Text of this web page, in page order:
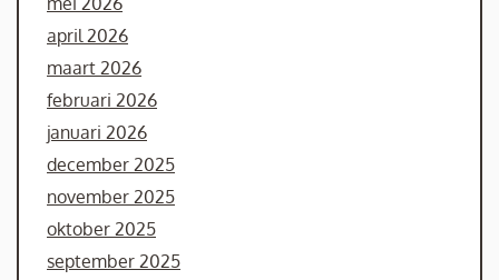
april 2026
maart 2026
februari 2026
januari 2026
december 2025
november 2025
oktober 2025
september 2025